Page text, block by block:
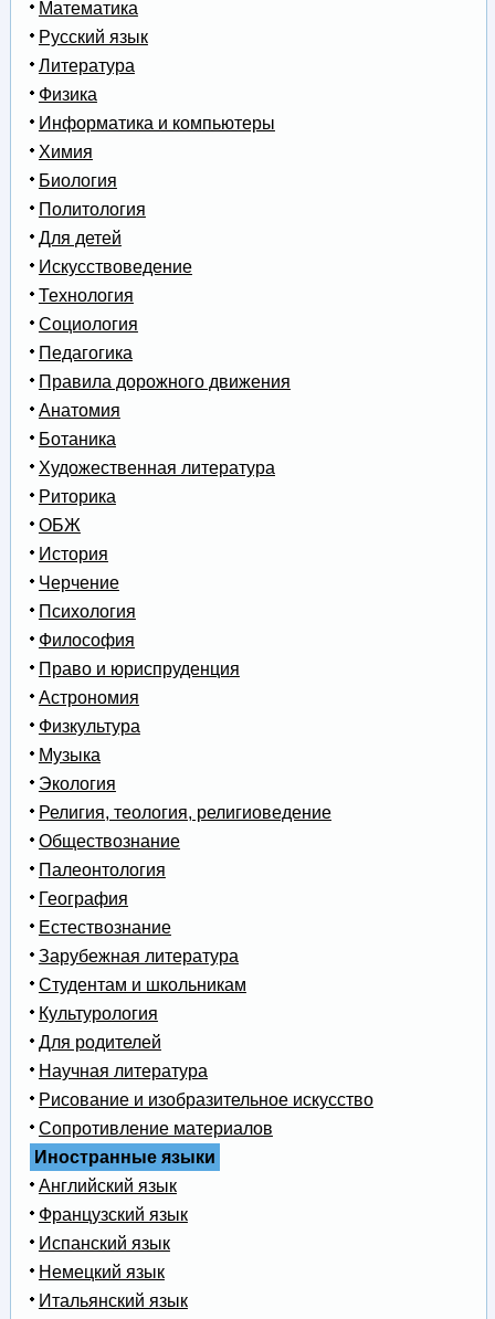
Математика
Русский язык
Литература
Физика
Информатика и компьютеры
Химия
Биология
Политология
Для детей
Искусствоведение
Технология
Социология
Педагогика
Правила дорожного движения
Анатомия
Ботаника
Художественная литература
Риторика
ОБЖ
История
Черчение
Психология
Философия
Право и юриспруденция
Астрономия
Физкультура
Музыка
Экология
Религия, теология, религиоведение
Обществознание
Палеонтология
География
Естествознание
Зарубежная литература
Студентам и школьникам
Культурология
Для родителей
Научная литература
Рисование и изобразительное искусство
Сопротивление материалов
Иностранные языки
Английский язык
Французский язык
Испанский язык
Немецкий язык
Итальянский язык